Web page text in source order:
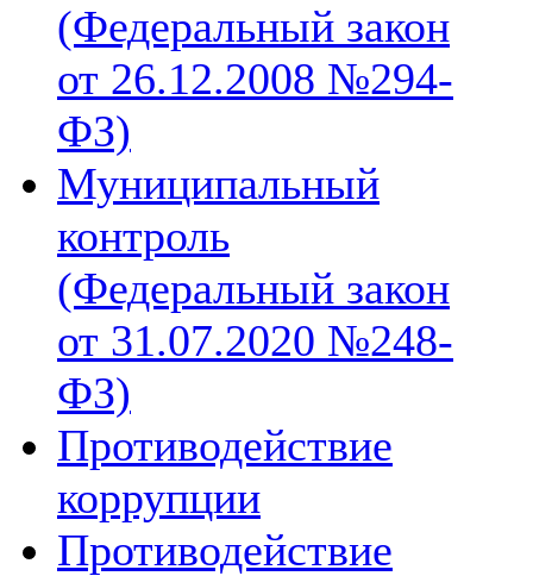
(Федеральный закон
от 26.12.2008 №294-
ФЗ)
Муниципальный
контроль
(Федеральный закон
от 31.07.2020 №248-
ФЗ)
Противодействие
коррупции
Противодействие